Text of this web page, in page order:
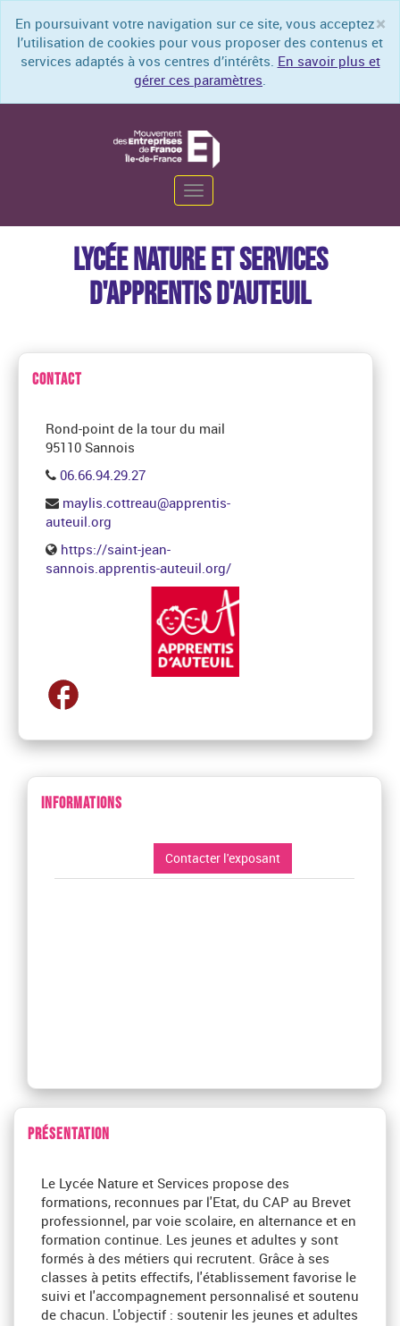
×
En poursuivant votre navigation sur ce site, vous acceptez
l’utilisation de cookies pour vous proposer des contenus et
services adaptés à vos centres d’intérêts. En savoir plus et
gérer ces paramètres.
Toggle
navigation
LYCÉE NATURE ET SERVICES
D'APPRENTIS D'AUTEUIL
CONTACT
Rond-point de la tour du mail
95110 Sannois
06.66.94.29.27
maylis.cottreau@apprentis-
auteuil.org
https://saint-jean-
sannois.apprentis-auteuil.org/
INFORMATIONS
Contacter l'exposant
PRÉSENTATION
Le Lycée Nature et Services propose des
formations, reconnues par l'Etat, du CAP au Brevet
professionnel, par voie scolaire, en alternance et en
formation continue. Les jeunes et adultes y sont
formés à des métiers qui recrutent. Grâce à ses
classes à petits effectifs, l'établissement favorise le
suivi et l'accompagnement personnalisé et soutenu
de chacun. L'objectif : soutenir les jeunes et adultes